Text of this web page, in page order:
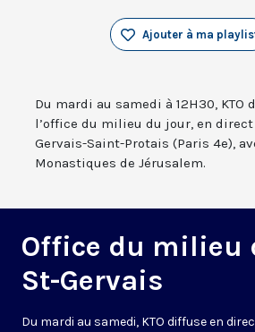
Ajouter à ma
Du mardi au samedi à 12H30,
l’office du milieu du jour, en
Gervais-Saint-Protais (Paris 4e),
Monastiques de Jérusalem.
Office du milieu
St-Gervais
Du mardi au samedi, KTO diffuse en